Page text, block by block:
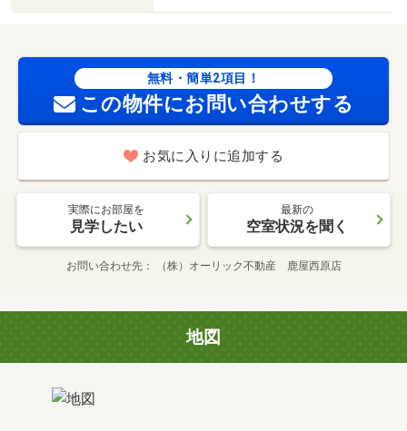
無料・簡単2項目！
この物件にお問い合わせする
お気に入りに追加する
実際にお部屋を
見学したい
最新の
空室状況を聞く
お問い合わせ先 （株）オーリック不動産 鹿屋西原店
地図